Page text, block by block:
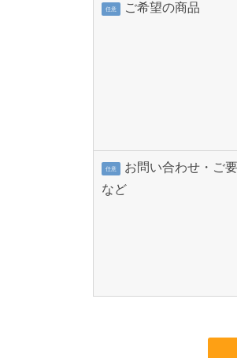
任意 ご希望の商品
任意
お問い合わせ・ご
など